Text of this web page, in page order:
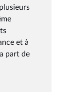
et à
part de